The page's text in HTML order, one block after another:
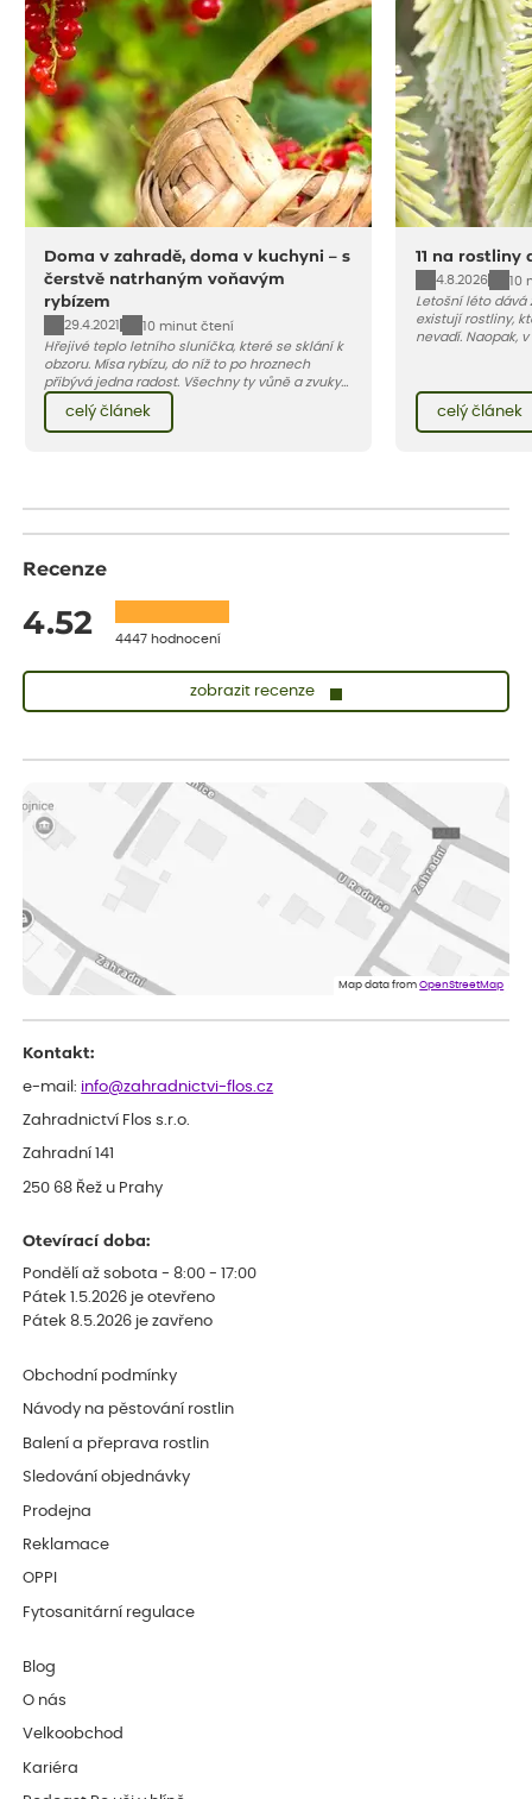
Doma v zahradě, doma v kuchyni – s
čerstvě natrhaným voňavým
rybízem
29.4.2021
10 minut čtení
Hřejivé teplo letního sluníčka, které se sklání k
obzoru. Mísa rybízu, do níž to po hroznech
přibývá jedna radost. Všechny ty vůně a zvuky
vnese neuvěřitelný klid a radost. A taky trochu
bezstarostnosti dětství při mlsání babiččina
celý článek
11 na rostliny
4.8.2026
10
Letošní léto dává
existují rostliny,
nevadí. Naopak,
horké a suché
Pojďme se
celý článek
Recenze
4.52 4447 hodnocení
zobrazit recenze
vše v naprostém pořádku
ověřený nákup dnes
Jana
Flos je nejlepší &#129321;
Map data fromOpenStreetMap
Kontakt:
e-mail: info@zahradnictvi-flos.cz
Zahradnictví Flos s.r.o.
Zahradní 141
250 68 Řež u Prahy
Otevírací doba:
Pondělí až sobota - 8:00 - 17:00
Pátek 1.5.2026 je otevřeno
Pátek 8.5.2026 je zavřeno
Obchodní podmínky
Návody na pěstování rostlin
Balení a přeprava rostlin
Sledování objednávky
Prodejna
Reklamace
OPPI
Fytosanitární regulace
Blog
O nás
Velkoobchod
Kariéra